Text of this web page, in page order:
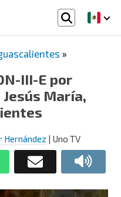
»
III-E por
María,
Hernández | Uno TV